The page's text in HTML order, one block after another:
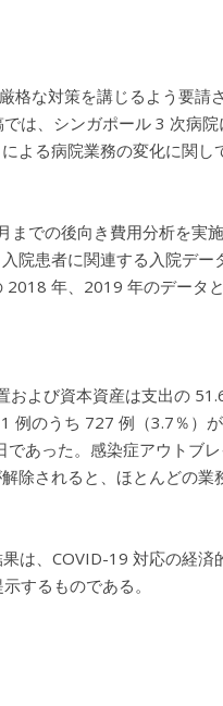
格な対策を講じるよう要請
は、シンガポール 3 次病
よる病院業務の変化に関し
での後向き費用分析を実
院患者に関連する入院デ
年、2019 年のデータ
よび資本資産は支出の
例のうち 727 例（3.7％）
あった。感染症アウトブ
されると、ほとんどの業
は、COVID-19 対応の経済
するものである。